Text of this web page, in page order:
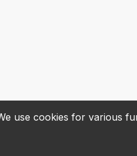
use cookies for various